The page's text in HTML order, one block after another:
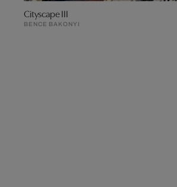
Cityscape III
BENCE BAKONYI